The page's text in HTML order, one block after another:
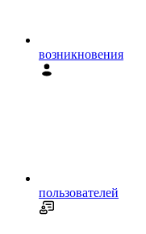
возникновения
пользователей